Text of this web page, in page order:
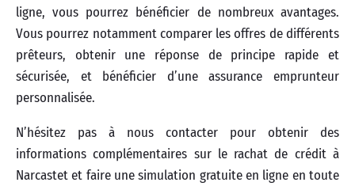
ligne, vous pourrez bénéficier de nombreux avantages.
Vous pourrez notamment comparer les offres de différents
prêteurs, obtenir une réponse de principe rapide et
sécurisée, et bénéficier d’une assurance emprunteur
personnalisée.
N’hésitez pas à nous contacter pour obtenir des
informations complémentaires sur le rachat de crédit à
Narcastet et faire une simulation gratuite en ligne en toute